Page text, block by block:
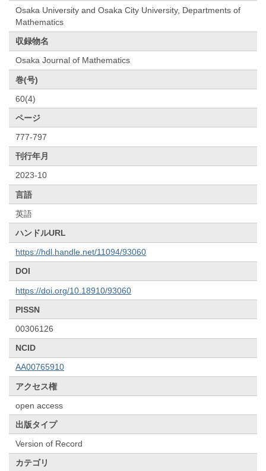
Osaka University and Osaka City University, Departments of
Mathematics
収録物名
Osaka Journal of Mathematics
巻(号)
60(4)
ページ
777-797
刊行年月
2023-10
言語
英語
ハンドルURL
https://hdl.handle.net/11094/93060
DOI
https://doi.org/10.18910/93060
PISSN
00306126
NCID
AA00765910
アクセス権
open access
出版タイプ
Version of Record
カテゴリ